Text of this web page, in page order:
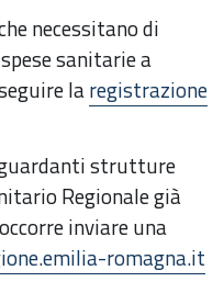
necessitano di
sanitarie a
laregistrazione
strutture
Regionale già
inviare una
romagna.it